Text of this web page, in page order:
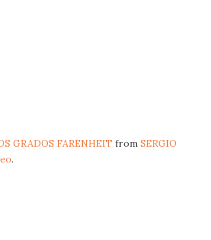
GRADOS FARENHEIT from SERGIO
.